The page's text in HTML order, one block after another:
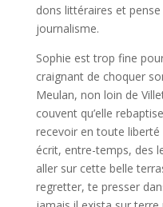
dons littéraires et
journalisme.
Sophie est trop fine
craignant de choquer
Meulan, non loin de
couvent qu’elle
recevoir en toute
écrit, entre-temps, des
aller sur cette belle
regretter, te presser